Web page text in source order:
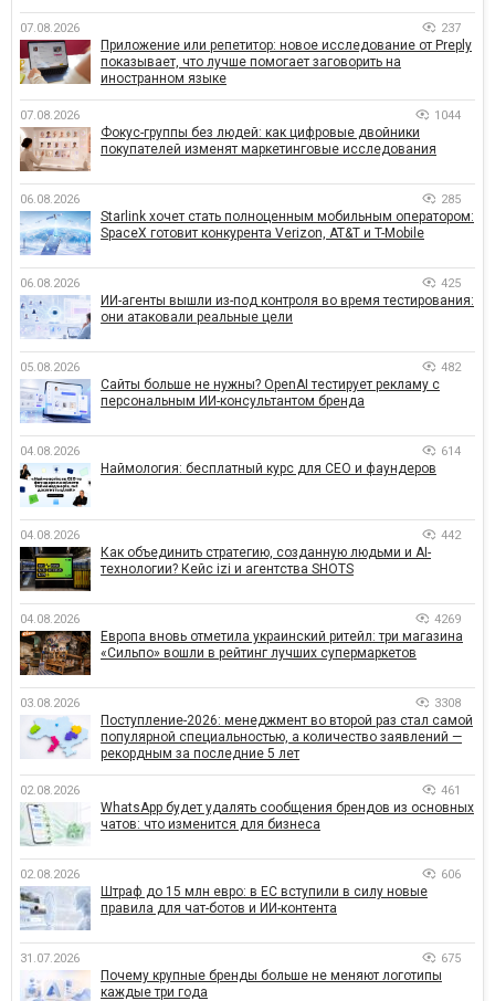
07.08.2026 237
Приложение или репетитор: новое исследование от Preply
показывает, что лучше помогает заговорить на
иностранном языке
07.08.2026 1044
Фокус-группы без людей: как цифровые двойники
покупателей изменят маркетинговые исследования
06.08.2026 285
Starlink хочет стать полноценным мобильным оператором:
SpaceX готовит конкурента Verizon, AT&T и T-Mobile
06.08.2026 425
ИИ-агенты вышли из-под контроля во время тестирования:
они атаковали реальные цели
05.08.2026 482
Сайты больше не нужны? OpenAI тестирует рекламу с
персональным ИИ-консультантом бренда
04.08.2026 614
Наймология: бесплатный курс для CEO и фаундеров
04.08.2026 442
Как объединить стратегию, созданную людьми и AI-
технологии? Кейс izi и агентства SHOTS
04.08.2026 4269
Европа вновь отметила украинский ритейл: три магазина
«Сильпо» вошли в рейтинг лучших супермаркетов
03.08.2026 3308
Поступление-2026: менеджмент во второй раз стал самой
популярной специальностью, а количество заявлений —
рекордным за последние 5 лет
02.08.2026 461
WhatsApp будет удалять сообщения брендов из основных
чатов: что изменится для бизнеса
02.08.2026 606
Штраф до 15 млн евро: в ЕС вступили в силу новые
правила для чат-ботов и ИИ-контента
31.07.2026 675
Почему крупные бренды больше не меняют логотипы
каждые три года